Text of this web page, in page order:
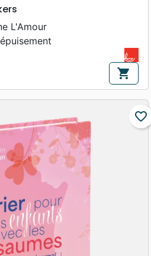
L'Amour
shopping_cart
favorite_border